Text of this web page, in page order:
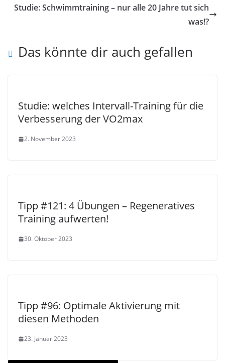
Studie: Schwimmtraining – nur alle 20 Jahre tut sich
was!?
Das könnte dir auch gefallen
Studie: welches Intervall-Training für die
Verbesserung der VO2max
2. November 2023
Tipp #121: 4 Übungen – Regeneratives
Training aufwerten!
30. Oktober 2023
Tipp #96: Optimale Aktivierung mit
diesen Methoden
23. Januar 2023